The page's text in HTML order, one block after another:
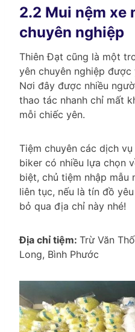
2.2 Mui nệm xe
chuyên nghiệp
Thiên Đạt cũng là một
yên chuyên nghiệp
Nơi đây được nhiều
thao tác nhanh chỉ mất
mỗi chiếc yên.
Tiệm chuyên các dịch
biker có nhiều lựa chọn
biệt, chủ tiệm nhập
liên tục, nếu là tín đồ
bỏ qua địa chỉ này nhé!
Địa chỉ tiệm: Trừ Văn
Long, Bình Phước